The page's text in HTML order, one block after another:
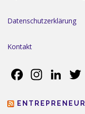
Datenschutzerklärung
Kontakt